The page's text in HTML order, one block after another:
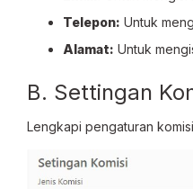
Telepon: Untuk
Alamat: Untuk
B. Settingan
Lengkapi pengaturan